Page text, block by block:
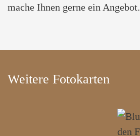
mache Ihnen gerne ein Angebot.
Weitere Fotokarten